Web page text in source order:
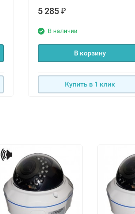
5 285 ₽
В наличии
В корзину
Купить в 1 клик